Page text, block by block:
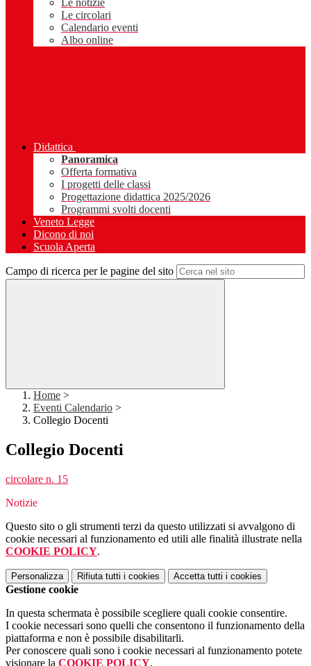
Le notizie
Le circolari
Calendario eventi
Albo online
Didattica
Panoramica
Offerta formativa
I progetti delle classi
Progettazione didattica 2025/2026
Programmi svolti docenti
Veneto Legge
Dicono di noi
Scuola Aperta
Campo di ricerca per le pagine del sito
Home >
Eventi Calendario >
Collegio Docenti
Collegio Docenti
circolare n. 15
Notizie
Questo sito o gli strumenti terzi da questo utilizzati si avvalgono di
cookie necessari al funzionamento ed utili alle finalità illustrate nella
COOKIE POLICY.
Personalizza Rifiuta tutti i cookies Accetta tutti i cookies
Gestione cookie
In questa schermata è possibile scegliere quali cookie consentire.
I cookie necessari sono quelli che consentono il funzionamento della
piattaforma e non è possibile disabilitarli.
Per conoscere quali sono i cookie necessari al funzionamento potete
visionare la COOKIE POLICY.